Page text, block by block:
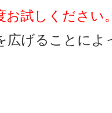
お試しください
広げることに